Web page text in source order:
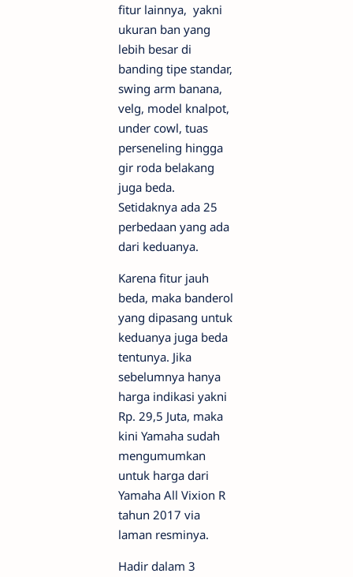
fitur lainnya, yakni
ukuran ban yang
lebih besar di
banding tipe standar,
swing arm banana,
velg, model knalpot,
under cowl, tuas
perseneling hingga
gir roda belakang
juga beda.
Setidaknya ada 25
perbedaan yang ada
dari keduanya.
Karena fitur jauh
beda, maka banderol
yang dipasang untuk
keduanya juga beda
tentunya. Jika
sebelumnya hanya
harga indikasi yakni
Rp. 29,5 Juta, maka
kini Yamaha sudah
mengumumkan
untuk harga dari
Yamaha All Vixion R
tahun 2017 via
laman resminya.
Hadir dalam 3